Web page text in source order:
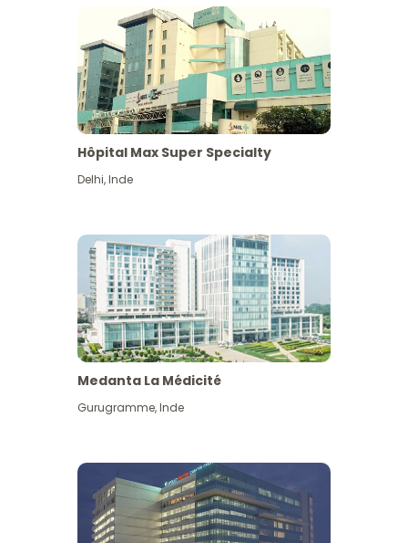
Hôpital Max Super Specialty
Delhi,Inde
Medanta La Médicité
Gurugramme,Inde